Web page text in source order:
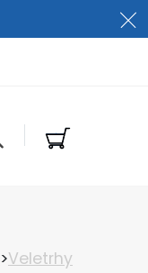
>Veletrhy